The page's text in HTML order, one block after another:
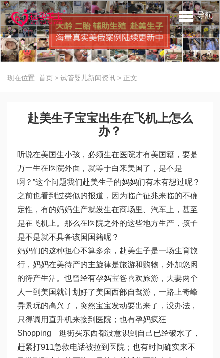
导航
现在位置: 首页 > 试管婴儿新闻资讯 > 正文
赴美生子宝宝出生在飞机上怎么
办？
听说在美国生小孩，必须生在医院才有美国籍，要是
万一生在医院外面，就等于白来美国了，是不是
啊？”这个问题我们赴美生子的妈妈们有木有想过呢？
之前也看到过类似的报道，因为临产征兆来临的不确
定性，有的妈妈生产就发生在商场里、汽车上，甚至
是在飞机上。那么在医院之外的这些地方生产，孩子
是不是就不具备该国国籍呢？
妈妈们的这种担心不算多余，赴美生子是一场生育旅
行，妈妈在美待产的主旋律是旅游和购物，外加悠闲
的待产生活。也曾经有孕妈宝爸喜欢旅游，夫妻两个
人一到美国就计划好了美国西部自驾游，一路上奇峰
异景玩的高兴了，突然宝宝发动要出来了，没办法，
只得调用直升机来接到医院；也有孕妈疯狂
Shopping，逛街买东西都没意识到自己已经破水了，
赶紧打911急救电话被拉到医院；也有时间确实来不